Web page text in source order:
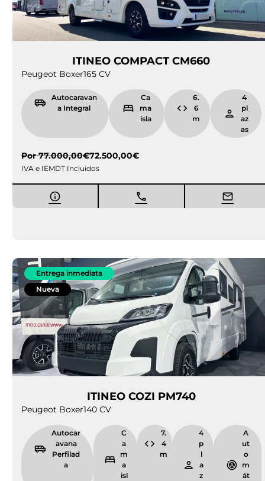
ITINEO COMPACT CM660
Peugeot Boxer165 CV
Autocaravan
a Integral
Ca
ma
isla
6.
6
m
4
pl
az
as
Por77.000,00€72.500,00€
IVA e IEMDT Incluidos
Entrega inmediata
Nueva
ITINEO COZI PM740
Peugeot Boxer140 CV
Autocar
avana
Perfilad
a
C
a
m
a
isl
7.
4
m
4
p
l
a
z
A
ut
o
m
át